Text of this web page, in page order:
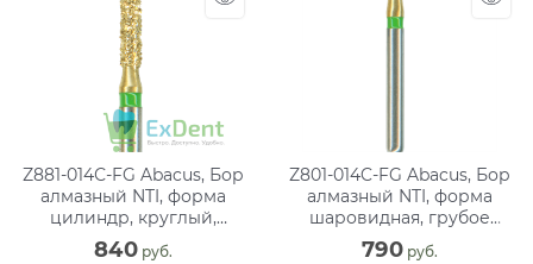
Z881-014С-FG Abacus, Бор
алмазный NTI, форма
цилиндр, круглый,
грубое зерно
840 руб.
Z801-014C-FG Abacus, Бор
алмазный NTI, форма
шаровидная, грубое
зерно
790 руб.